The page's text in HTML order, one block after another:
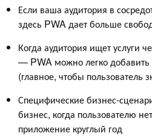
Если ваша аудитория в
здесь PWA дает больше
Когда аудитория ищет услуги
— PWA можно легко добавить
(главное, чтобы пользователь
Специфические бизнес-
бизнес, когда пользователю
приложение круглый год